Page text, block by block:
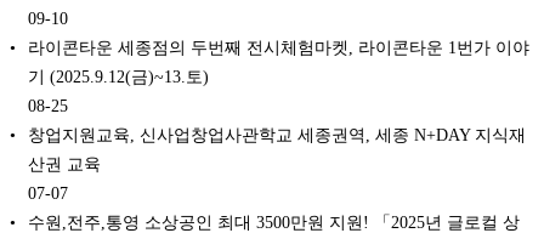
09-10
라이콘타운 세종점의 두번째 전시체험마켓, 라이콘타운 1번가 이야
기 (2025.9.12(금)~13.토)
08-25
창업지원교육, 신사업창업사관학교 세종권역, 세종 N+DAY 지식재
산권 교육
07-07
수원,전주,통영 소상공인 최대 3500만원 지원! 「2025년 글로컬 상